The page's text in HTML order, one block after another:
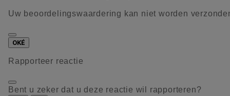
Uw beoordelingswaardering kan niet worden
OKÉ
Rapporteer reactie
Bent u zeker dat u deze reactie wil rapporteren?